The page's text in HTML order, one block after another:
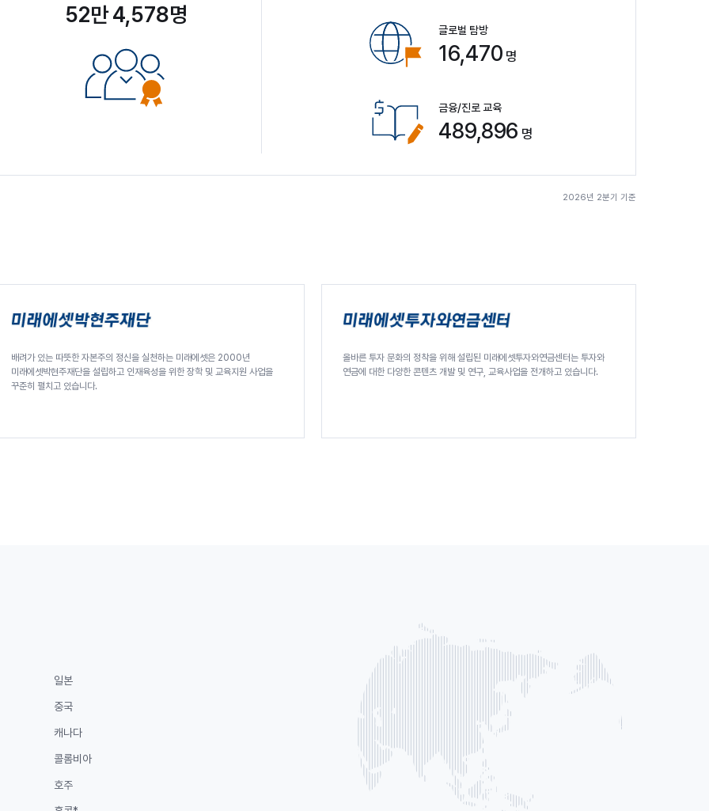
52만 4,578명
글로벌 탐방
16,470 명
금융/진로 교육
489,896 명
2026년 2분기 기준
배려가 있는 따뜻한 자본주의 정신을 실천하는 미래에셋은 2000년
미래에셋박현주재단을 설립하고 인재육성을 위한 장학 및 교육지원 사업을
꾸준히 펼치고 있습니다.
올바른 투자 문화의 정착을 위해 설립된 미래에셋투자와연금센터는 투자와
연금에 대한 다양한 콘텐츠 개발 및 연구, 교육사업을 전개하고 있습니다.
일본
중국
캐나다
콜롬비아
호주